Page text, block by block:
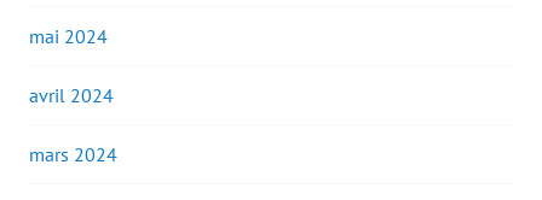
mai 2024
avril 2024
mars 2024